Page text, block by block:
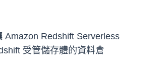
Amazon Redshift Serverless
受管儲存體的資料倉